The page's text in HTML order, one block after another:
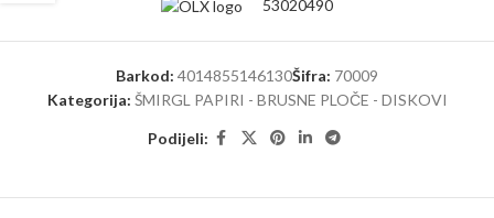
53020490
Barkod: 4014855146130Šifra: 70009
Kategorija: ŠMIRGL PAPIRI - BRUSNE PLOČE - DISKOVI
Podijeli: